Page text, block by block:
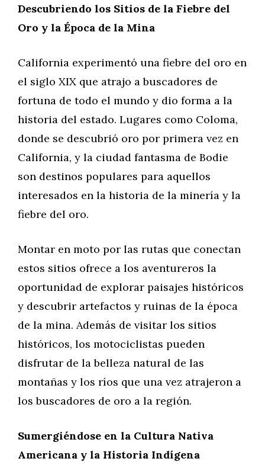
Descubriendo los Sitios de la Fiebre del
Oro y la Época de la Mina
California experimentó una fiebre del oro en
el siglo XIX que atrajo a buscadores de
fortuna de todo el mundo y dio forma a la
historia del estado. Lugares como Coloma,
donde se descubrió oro por primera vez en
California, y la ciudad fantasma de Bodie
son destinos populares para aquellos
interesados en la historia de la minería y la
fiebre del oro.
Montar en moto por las rutas que conectan
estos sitios ofrece a los aventureros la
oportunidad de explorar paisajes históricos
y descubrir artefactos y ruinas de la época
de la mina. Además de visitar los sitios
históricos, los motociclistas pueden
disfrutar de la belleza natural de las
montañas y los ríos que una vez atrajeron a
los buscadores de oro a la región.
Sumergiéndose en la Cultura Nativa
Americana y la Historia Indígena